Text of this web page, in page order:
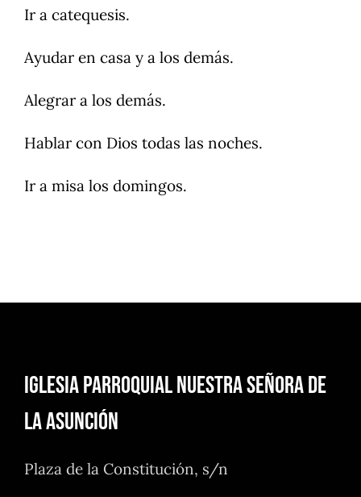
Ir a catequesis.
Ayudar en casa y a los demás.
Alegrar a los demás.
Hablar con Dios todas las noches.
Ir a misa los domingos.
Iglesia Parroquial Nuestra Señora de
la Asunción
Plaza de la Constitución, s/n